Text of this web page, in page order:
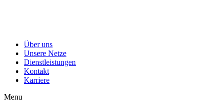
Über uns
Unsere Netze
Dienstleistungen
Kontakt
Karriere
Menu